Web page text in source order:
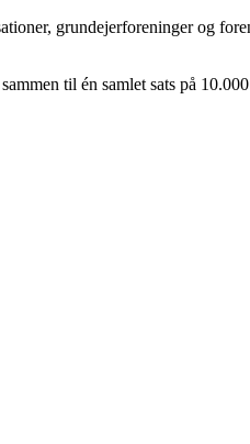
grundejerforeninger og
til én samlet sats på